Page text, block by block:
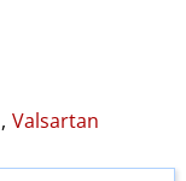
, Valsartan